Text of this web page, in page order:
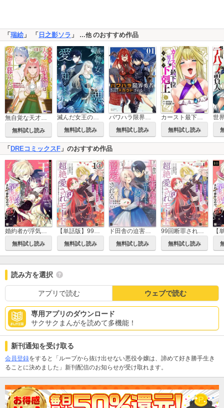
「瑞絵 」 「日之影ソラ 」 …他のおすすめ作品
無料試し読み 無料試し読み 無料試し読み
カースト最下位男子の異世界下剋上
無料試し読み
「DREコミックスF 」のおすすめ作品
婚約者が浮気相手と駆け落ちしました。王子殿下に溺愛されて幸せなので、今さら戻りたいと言われても困ります。
無料試し読み
【単話版】99回断罪されたループ令嬢ですが今世は「超絶愛されモード」ですって!? ～真の力に目覚めて始まる100回目の人生～
無料試し読み
ド田舎の迫害令嬢は王都のエリート騎士に溺愛される
無料試し読み
99回断罪されたループ令嬢ですが今世は「超絶愛されモード」ですって!?
無料試し読み
読み方を選択
アプリで読む ウェブで読む
専用アプリのダウンロード
サクサクまんがを読めて多機能！
新刊通知を受け取る
会員登録をすると「ループから抜け出せない悪役令嬢は、諦めて好き勝手生き
ることに決めました」新刊配信のお知らせが受け取れます。